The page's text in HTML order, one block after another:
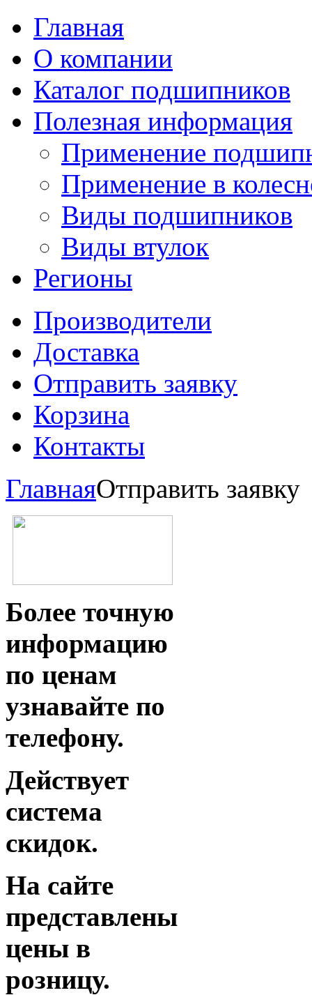
Главная
О компании
Каталог подшипников
Полезная информация
Применение
Применение в
Виды подшипников
Виды втулок
Регионы
Производители
Доставка
Отправить заявку
Корзина
Контакты
ГлавнаяОтправить заявку
Более точную
информацию
по ценам
узнавайте по
телефону.
Действует
система
скидок.
На сайте
представлены
цены в
розницу.